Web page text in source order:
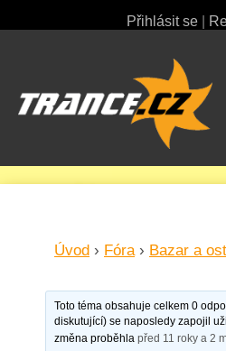
Přihlásit se
Úvod › Fóra › Bazar a
Toto téma obsahuje celkem 0
diskutující) se naposledy zapojil
změna proběhlapřed 11 roky a 2